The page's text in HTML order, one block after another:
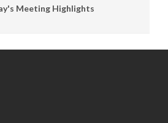
Meeting Highlights